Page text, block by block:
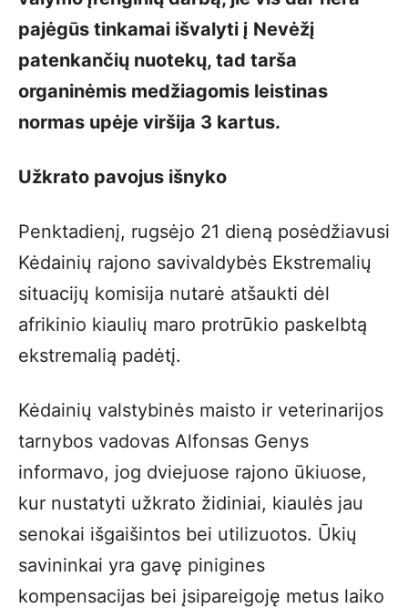
pajėgūs tinkamai išvalyti į Nevėžį
patenkančių nuotekų, tad tarša
organinėmis medžiagomis leistinas
normas upėje viršija 3 kartus.
Užkrato pavojus išnyko
Penktadienį, rugsėjo 21 dieną posėdžiavusi
Kėdainių rajono savivaldybės Ekstremalių
situacijų komisija nutarė atšaukti dėl
afrikinio kiaulių maro protrūkio paskelbtą
ekstremalią padėtį.
Kėdainių valstybinės maisto ir veterinarijos
tarnybos vadovas Alfonsas Genys
informavo, jog dviejuose rajono ūkiuose,
kur nustatyti užkrato židiniai, kiaulės jau
senokai išgaišintos bei utilizuotos. Ūkių
savininkai yra gavę pinigines
kompensacijas bei įsipareigoję metus laiko